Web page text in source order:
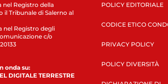
nel Registro della
il Tribunale di Salerno al
nel Registro degli
c/o
onda su:
DIGITALE TERRESTRE
POLICY EDITORIALE
CODICE ETICO
PRIVACY POLICY
POLICY DIVERSITÀ